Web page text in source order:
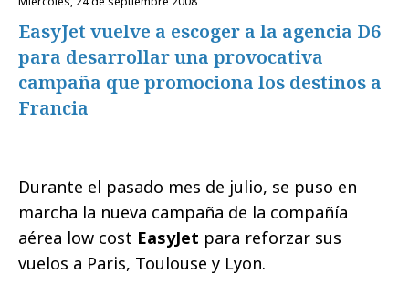
EasyJet vuelve a escoger a la agencia D6
para desarrollar una provocativa
campaña que promociona los destinos a
Francia
Durante el pasado mes de julio, se puso en
marcha la nueva campaña de la compañía
aérea low cost EasyJet para reforzar sus
vuelos a Paris, Toulouse y Lyon.